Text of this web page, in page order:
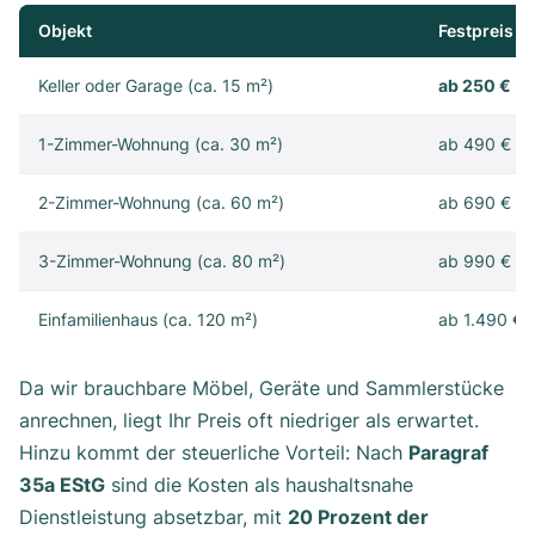
Objekt Festpreis
Keller oder Garage (ca. 15 m²) ab 250 €
1-Zimmer-Wohnung (ca. 30 m²) ab 490 €
2-Zimmer-Wohnung (ca. 60 m²) ab 690 €
3-Zimmer-Wohnung (ca. 80 m²) ab 990 €
Einfamilienhaus (ca. 120 m²) ab 1.490 €
Da wir brauchbare Möbel, Geräte und Sammlerstücke
anrechnen, liegt Ihr Preis oft niedriger als erwartet.
Hinzu kommt der steuerliche Vorteil: Nach Paragraf
35a EStG sind die Kosten als haushaltsnahe
Dienstleistung absetzbar, mit 20 Prozent der